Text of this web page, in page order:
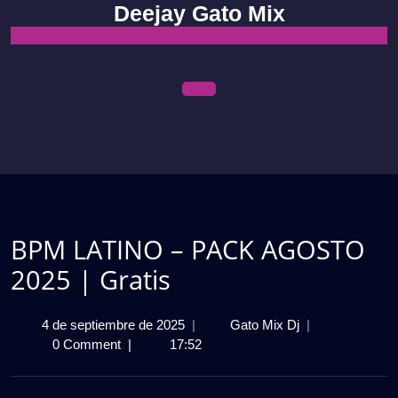
content
Deejay Gato Mix
BPM LATINO – PACK AGOSTO
2025 | Gratis
4 de septiembre de 20254
de
| Gato Mix DjBPM
|
0 Comment | 17:52